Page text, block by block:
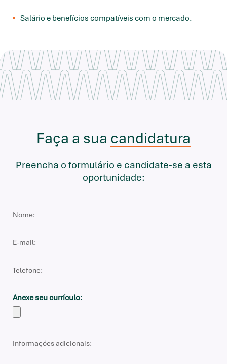
Salário e benefícios compatíveis com o mercado.
Faça a sua candidatura
Preencha o formulário e candidate-se a esta
oportunidade:
Anexe seu currículo: